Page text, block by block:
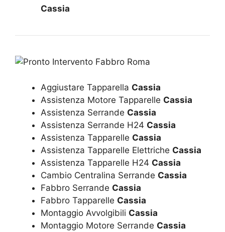
Cassia
Aggiustare Tapparella Cassia
Assistenza Motore Tapparelle Cassia
Assistenza Serrande Cassia
Assistenza Serrande H24 Cassia
Assistenza Tapparelle Cassia
Assistenza Tapparelle Elettriche Cassia
Assistenza Tapparelle H24 Cassia
Cambio Centralina Serrande Cassia
Fabbro Serrande Cassia
Fabbro Tapparelle Cassia
Montaggio Avvolgibili Cassia
Montaggio Motore Serrande Cassia